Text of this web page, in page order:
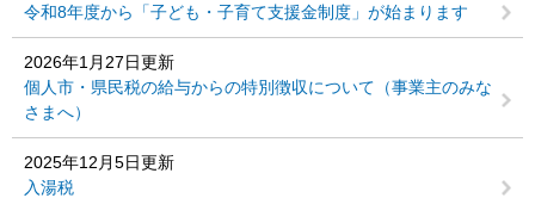
令和8年度から「子ども・子育て支援金制度」が始まります
2026年1月27日更新
個人市・県民税の給与からの特別徴収について（事業主のみな
さまへ）
2025年12月5日更新
入湯税